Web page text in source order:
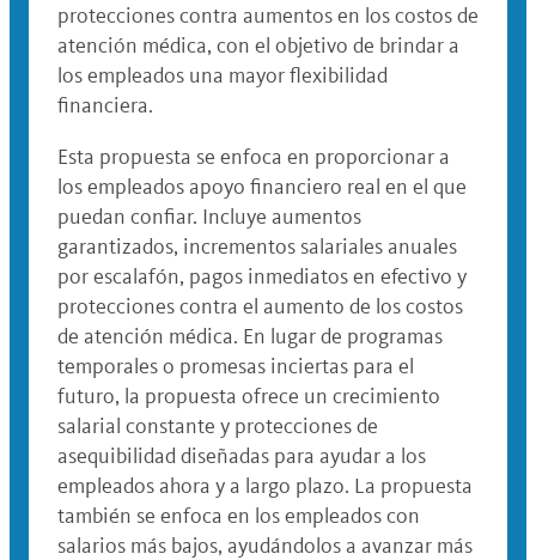
protecciones contra aumentos en los costos de
atención médica, con el objetivo de brindar a
los empleados una mayor flexibilidad
financiera.
Esta propuesta se enfoca en proporcionar a
los empleados apoyo financiero real en el que
puedan confiar. Incluye aumentos
garantizados, incrementos salariales anuales
por escalafón, pagos inmediatos en efectivo y
protecciones contra el aumento de los costos
de atención médica. En lugar de programas
temporales o promesas inciertas para el
futuro, la propuesta ofrece un crecimiento
salarial constante y protecciones de
asequibilidad diseñadas para ayudar a los
empleados ahora y a largo plazo. La propuesta
también se enfoca en los empleados con
salarios más bajos, ayudándolos a avanzar más